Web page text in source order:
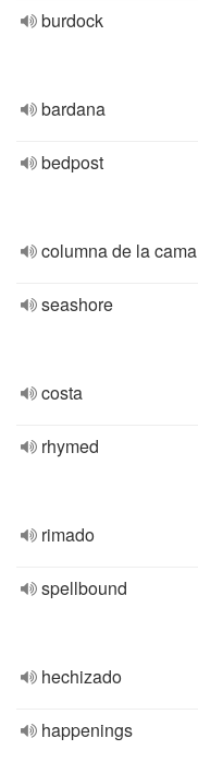
burdock
bardana
bedpost
columna de la cama
seashore
costa
rhymed
rimado
spellbound
hechizado
happenings